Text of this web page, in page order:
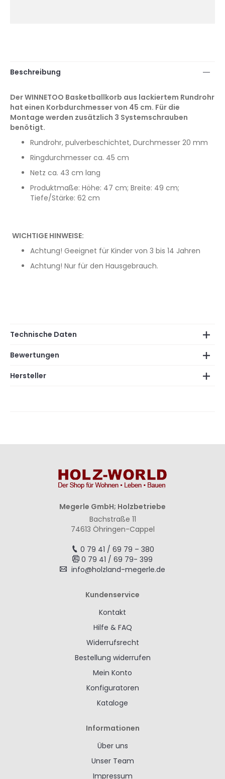
Beschreibung
Der WINNETOO Basketballkorb aus lackiertem Rundrohr
hat einen Korbdurchmesser von 45 cm. Für die
Montage werden zusätzlich 3 Systemschrauben
benötigt.
Rundrohr, pulverbeschichtet, Durchmesser 20 mm
Ringdurchmesser ca. 45 cm
Netz ca. 43 cm lang
Produktmaße: Höhe: 47 cm; Breite: 49 cm;
Tiefe/Stärke: 62 cm
WICHTIGE HINWEISE:
Achtung! Geeignet für Kinder von 3 bis 14 Jahren
Achtung! Nur für den Hausgebrauch.
Technische Daten
Bewertungen
Hersteller
Megerle GmbH; Holzbetriebe
Bachstraße 11
74613 Öhringen-Cappel
0 79 41 / 69 79 – 380
0 79 41 / 69 79- 399
info@holzland-megerle.de
Kundenservice
Kontakt
Hilfe & FAQ
Widerrufsrecht
Bestellung widerrufen
Mein Konto
Konfiguratoren
Kataloge
Informationen
Über uns
Unser Team
Impressum